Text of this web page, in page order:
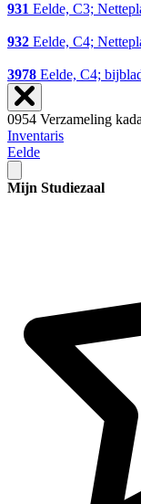
931 Eelde, C3;
932 Eelde, C4;
3978 Eelde, C4;
0954 Verzameling
Inventaris
Eelde
Mijn Studiezaal